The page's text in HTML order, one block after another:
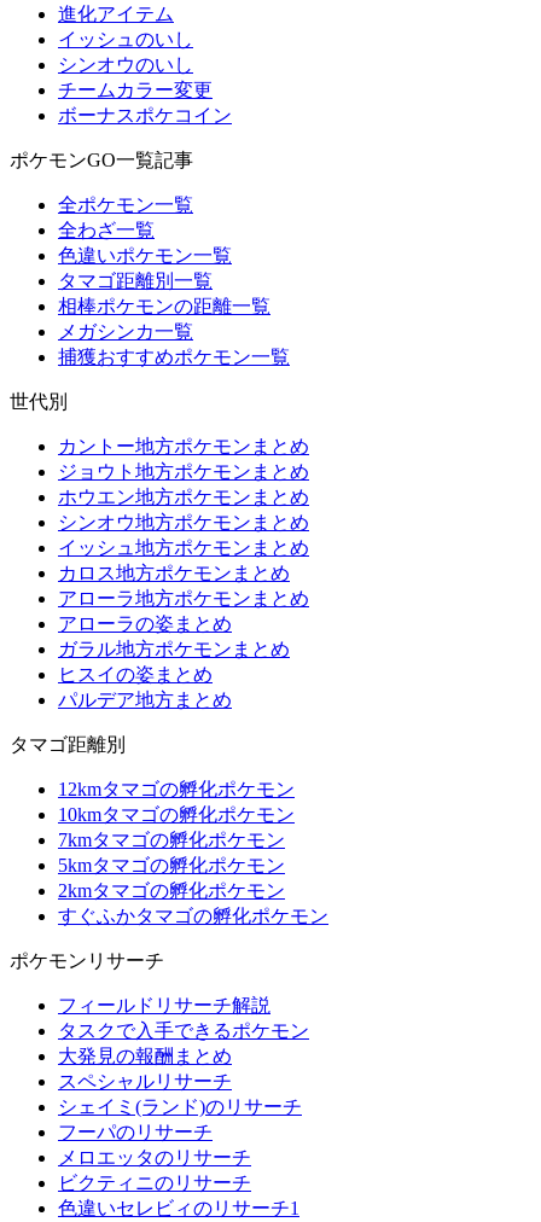
進化アイテム
イッシュのいし
シンオウのいし
チームカラー変更
ボーナスポケコイン
ポケモンGO一覧記事
全ポケモン一覧
全わざ一覧
色違いポケモン一覧
タマゴ距離別一覧
相棒ポケモンの距離一覧
メガシンカ一覧
捕獲おすすめポケモン一覧
世代別
カントー地方ポケモンまとめ
ジョウト地方ポケモンまとめ
ホウエン地方ポケモンまとめ
シンオウ地方ポケモンまとめ
イッシュ地方ポケモンまとめ
カロス地方ポケモンまとめ
アローラ地方ポケモンまとめ
アローラの姿まとめ
ガラル地方ポケモンまとめ
ヒスイの姿まとめ
パルデア地方まとめ
タマゴ距離別
12kmタマゴの孵化ポケモン
10kmタマゴの孵化ポケモン
7kmタマゴの孵化ポケモン
5kmタマゴの孵化ポケモン
2kmタマゴの孵化ポケモン
すぐふかタマゴの孵化ポケモン
ポケモンリサーチ
フィールドリサーチ解説
タスクで入手できるポケモン
大発見の報酬まとめ
スペシャルリサーチ
シェイミ(ランド)のリサーチ
フーパのリサーチ
メロエッタのリサーチ
ビクティニのリサーチ
色違いセレビィのリサーチ1